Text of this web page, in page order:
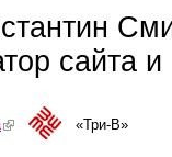
сайта
(link is external)«Три-В»